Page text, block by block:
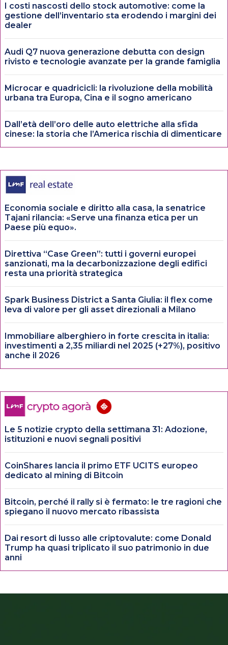
I costi nascosti dello stock automotive: come la
gestione dell’inventario sta erodendo i margini dei
dealer
Audi Q7 nuova generazione debutta con design
rivisto e tecnologie avanzate per la grande famiglia
Microcar e quadricicli: la rivoluzione della mobilità
urbana tra Europa, Cina e il sogno americano
Dall’età dell’oro delle auto elettriche alla sfida
cinese: la storia che l’America rischia di dimenticare
Economia sociale e diritto alla casa, la senatrice
Tajani rilancia: «Serve una finanza etica per un
Paese più equo».
Direttiva “Case Green”: tutti i governi europei
sanzionati, ma la decarbonizzazione degli edifici
resta una priorità strategica
Spark Business District a Santa Giulia: il flex come
leva di valore per gli asset direzionali a Milano
Immobiliare alberghiero in forte crescita in italia:
investimenti a 2,35 miliardi nel 2025 (+27%), positivo
anche il 2026
Le 5 notizie crypto della settimana 31: Adozione,
istituzioni e nuovi segnali positivi
CoinShares lancia il primo ETF UCITS europeo
dedicato al mining di Bitcoin
Bitcoin, perché il rally si è fermato: le tre ragioni che
spiegano il nuovo mercato ribassista
Dai resort di lusso alle criptovalute: come Donald
Trump ha quasi triplicato il suo patrimonio in due
anni